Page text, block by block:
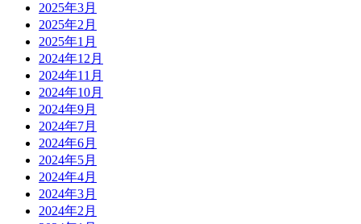
2025年3月
2025年2月
2025年1月
2024年12月
2024年11月
2024年10月
2024年9月
2024年7月
2024年6月
2024年5月
2024年4月
2024年3月
2024年2月